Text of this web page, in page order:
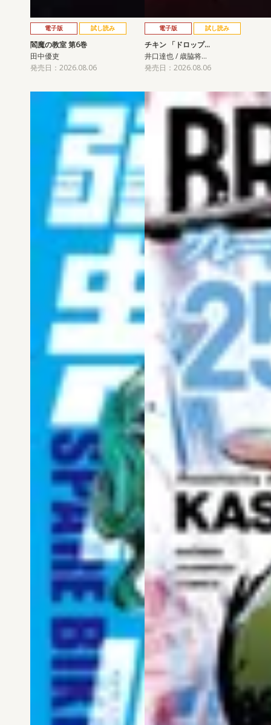
電子版 試し読み
閻魔の教室 第6巻
田中優吏
発売日：2026.08.06
電子版 試し読み
チキン 「ドロップ…
井口達也 / 歳脇将…
発売日：2026.08.06